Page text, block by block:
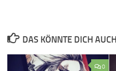
DAS KÖNNTE DICH
0